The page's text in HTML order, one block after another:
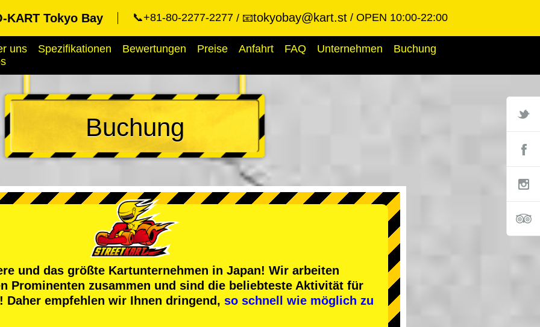
KART Tokyo Bay 📞+81-80-2277-2277 📧tokyobay@kart.st OPEN 10:00-22:00
uns Spezifikationen Bewertungen Preise Anfahrt FAQ Unternehmen
Buchung
Buchung
und das größte Kartunternehmen in Japan! Wir arbeiten
Prominenten zusammen und sind die beliebteste Aktivität für
Daher empfehlen wir Ihnen dringend, so schnell wie möglich zu